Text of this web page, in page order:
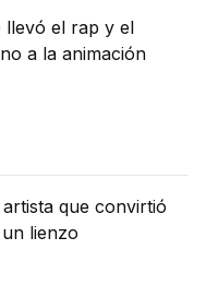
llevó el rap y el
a la animación
que convirtió
lienzo